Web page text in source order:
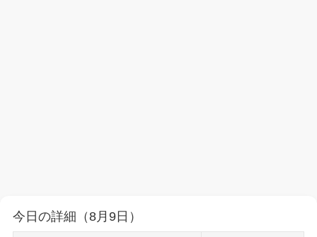
今日の詳細（8月9日）